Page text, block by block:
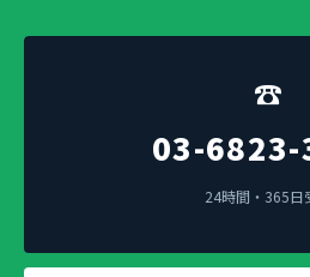
☎
03-6823-
24時間・365日